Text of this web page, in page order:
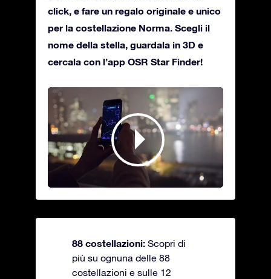
click, e fare un regalo originale e unico
per la costellazione Norma. Scegli il
nome della stella, guardala in 3D e
cercala con l’app OSR Star Finder!
88 costellazioni: Scopri di
più su ognuna delle 88
costellazioni e sulle 12